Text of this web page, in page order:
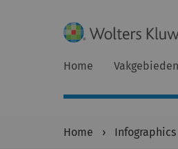
Home Vakgebieden
Home › Infographics